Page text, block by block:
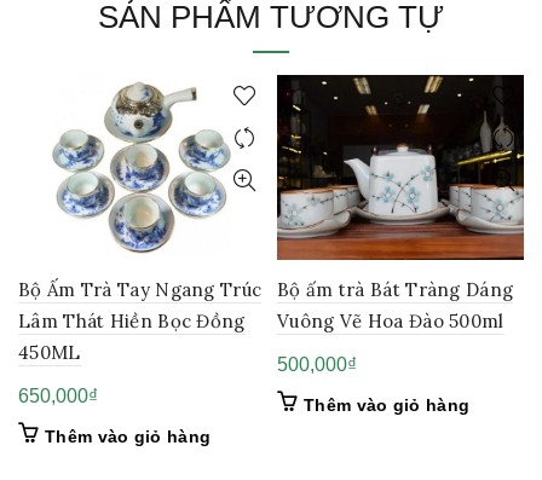
SẢN PHẨM TƯƠNG TỰ
Bộ Ấm Trà Tay Ngang Trúc
Lâm Thát Hiền Bọc Đồng
450ML
650,000₫
Thêm vào giỏ hàng
Bộ ấm trà Bát Tràng Dáng
Vuông Vẽ Hoa Đào 500ml
500,000₫
Thêm vào giỏ hàng